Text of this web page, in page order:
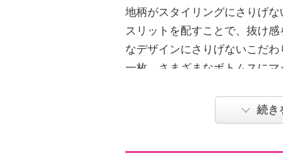
地柄がスタイリングにさりげ
スリットを配すことで、抜け
なデザインにさりげないこだ
一枚。さまざまなボトムスに
●普段と同じサイズをおすすめ
続き